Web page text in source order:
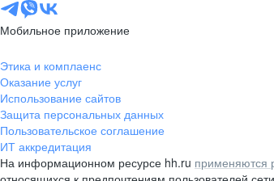
Мобильное приложение
Этика и комплаенс
Оказание услуг
Использование сайтов
Защита персональных данных
Пользовательское соглашение
ИТ аккредитация
На информационном ресурсе hh.ru применяются